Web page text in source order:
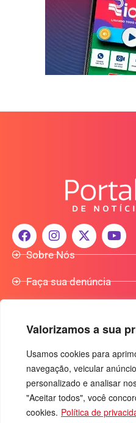
Valorizamos a sua
Usamos cookies para
navegação, veicular
personalizado e analisar
"Aceitar todos", você
cookies. Política de
Sobre Nós
Faça sua denúncia
Anuncie Conosco
+55 (92) 3085-7464
Av. Rio Madeira, 444 -